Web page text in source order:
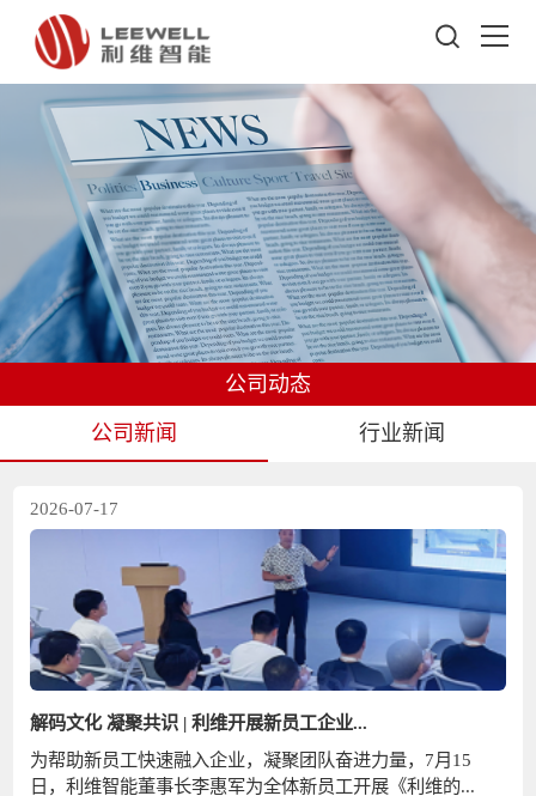
公司动态
公司新闻 行业新闻
2026-07-17
解码文化 凝聚共识 | 利维开展新员工企业...
为帮助新员工快速融入企业，凝聚团队奋进力量，7月15
日，利维智能董事长李惠军为全体新员工开展《利维的...